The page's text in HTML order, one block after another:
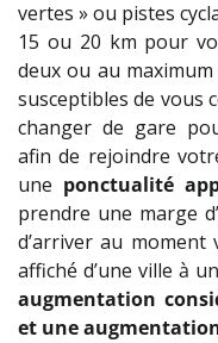
vertes » ou pistes
15 ou 20 km pour
deux ou au
susceptibles de vous
changer de gare
afin de rejoindre
une ponctualité
prendre une marge
d’arriver au
affiché d’une ville à
augmentation
et une